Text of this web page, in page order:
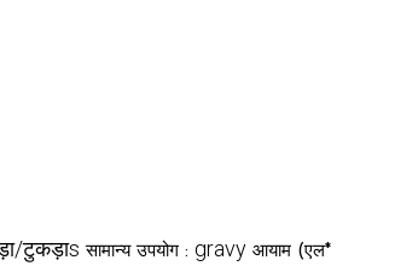
टुकड़ाs सामान्य उपयोग : gravy आयाम (एल*